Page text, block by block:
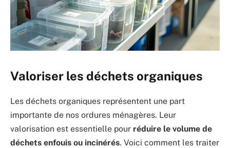
Valoriser les déchets organiques
Les déchets organiques représentent une part
importante de nos ordures ménagères. Leur
valorisation est essentielle pour réduire le volume de
déchets enfouis ou incinérés. Voici comment les traiter